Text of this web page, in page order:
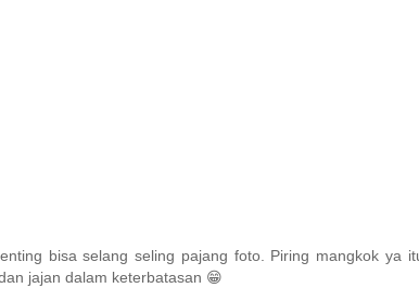
bisa selang seling pajang foto. Piring mangkok ya
jajan dalam keterbatasan 😁